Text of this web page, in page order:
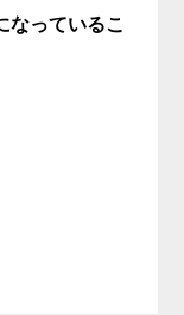
なっているこ